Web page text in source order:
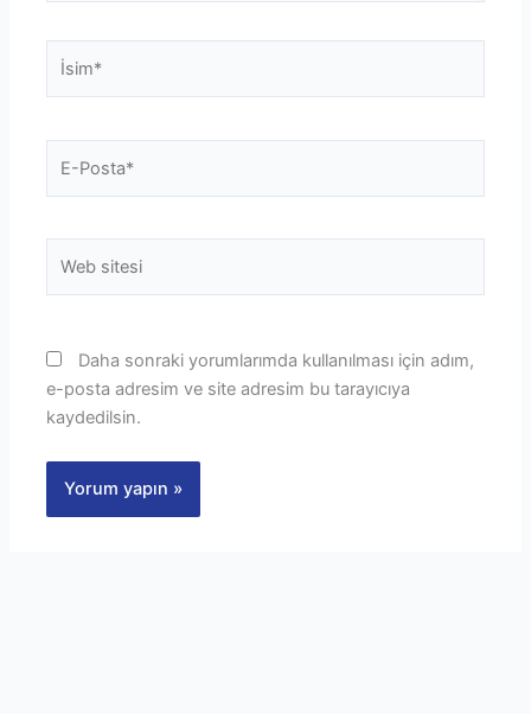
İsim*
Posta*
sitesi
Daha sonraki yorumlarımda kullanılması için adım,
e-posta adresim ve site adresim bu tarayıcıya
kaydedilsin.